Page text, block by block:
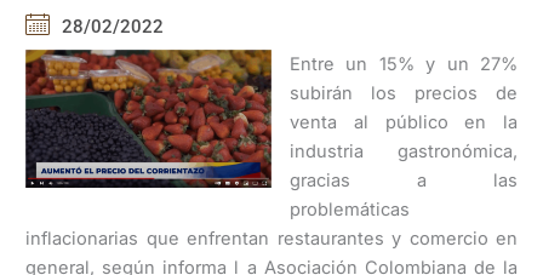
28/02/2022
Entre un 15% y un 27%
subirán los precios de
venta al público en la
industria gastronómica,
gracias a las
problemáticas
inflacionarias que enfrentan restaurantes y comercio en
general, según informa l a Asociación Colombiana de la